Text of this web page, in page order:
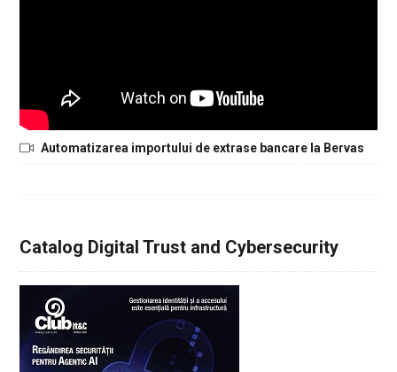
Automatizarea importului de extrase bancare la Bervas
Catalog Digital Trust and Cybersecurity